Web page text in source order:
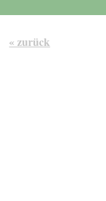
« zurück